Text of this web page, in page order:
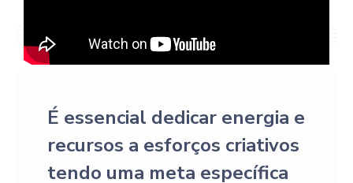
É essencial dedicar energia e
recursos a esforços criativos
tendo uma meta específica